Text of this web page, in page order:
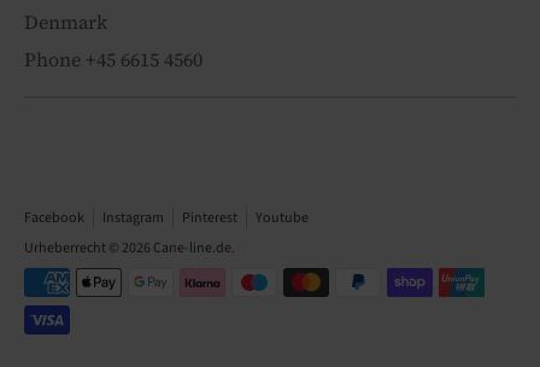
Denmark
Phone +45 6615 4560
Facebook Instagram Pinterest
Youtube
Urheberrecht © 2026 Cane-line.de.
Akzeptierte
Zahlungsarten